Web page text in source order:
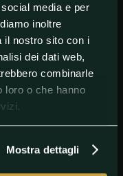
media e per
inoltre
il nostro sito con i
dei dati web,
combinarle
loro o che hanno
Mostra dettagli